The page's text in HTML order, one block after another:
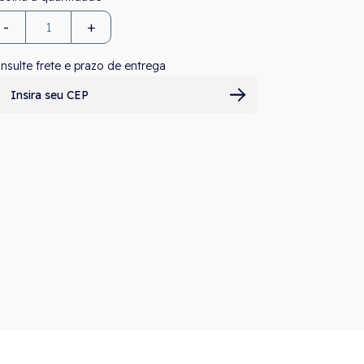
- +
frete e prazo de entrega